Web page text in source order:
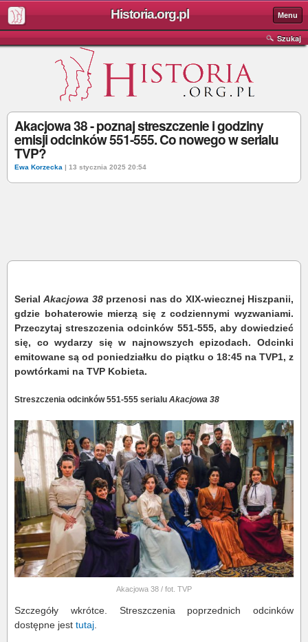
Historia.org.pl Menu
Szukaj
Akacjowa 38 - poznaj streszczenie i godziny
emisji odcinków 551-555. Co nowego w serialu
TVP?
Ewa Korzecka | 13 stycznia 2025 20:54
SerialAkacjowa 38przenosi nas do XIX-wiecznej Hiszpanii,
gdzie bohaterowie mierzą się z codziennymi wyzwaniami.
Przeczytaj streszczenia odcinków 551-555, aby dowiedzieć
się, co wydarzy się w najnowszych epizodach. Odcinki
emitowane są od poniedziałku do piątku o 18:45 na TVP1, z
powtórkami na TVP Kobieta.
Streszczenia odcinków 551-555 serialu Akacjowa 38
Akacjowa 38 / fot. TVP
Szczegóły wkrótce. Streszczenia poprzednich odcinków
dostępne jest tutaj.